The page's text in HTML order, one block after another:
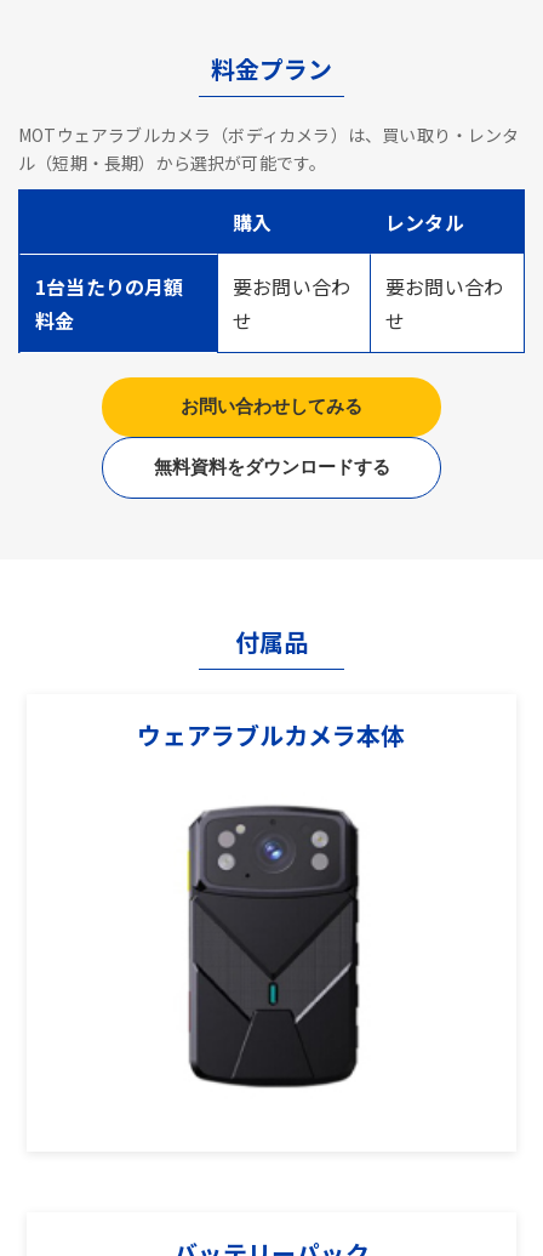
料金プラン
MOTウェアラブルカメラ（ボディカメラ）は、買い取り・レンタ
ル（短期・長期）から選択が可能です。
購入 レンタル
1台当たりの月額
料金
要お問い合わ
せ
要お問い合わ
せ
お問い合わせしてみる
無料資料をダウンロードする
付属品
ウェアラブルカメラ本体